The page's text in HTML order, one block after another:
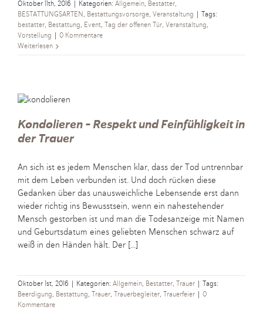
Oktober 11th, 2016 Kategorien: Allgemein, Bestatter,
BESTATTUNGSARTEN, Bestattungsvorsorge, Veranstaltung
Tags:
bestatter, Bestattung, Event, Tag der offenen Tür, Veranstaltung,
Vorstellung
0 Kommentare
Weiterlesen
Kondolieren – Respekt und Feinfühligkeit in
der Trauer
An sich ist es jedem Menschen klar, dass der Tod untrennbar
mit dem Leben verbunden ist. Und doch rücken diese
Gedanken über das unausweichliche Lebensende erst dann
wieder richtig ins Bewusstsein, wenn ein nahestehender
Mensch gestorben ist und man die Todesanzeige mit Namen
und Geburtsdatum eines geliebten Menschen schwarz auf
weiß in den Händen hält. Der [...]
Oktober 1st, 2016 Kategorien: Allgemein, Bestatter, Trauer
Tags:
Beerdigung, Bestattung, Trauer, Trauerbegleiter, Trauerfeier
0
Kommentare